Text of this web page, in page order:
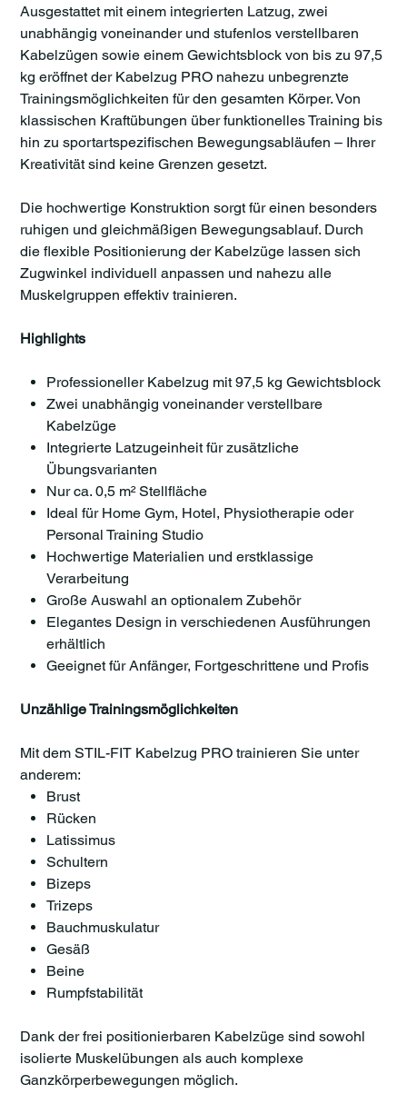
Ausgestattet mit einem integrierten Latzug, zwei
unabhängig voneinander und stufenlos verstellbaren
Kabelzügen sowie einem Gewichtsblock von bis zu 97,5
kg eröffnet der Kabelzug PRO nahezu unbegrenzte
Trainingsmöglichkeiten für den gesamten Körper. Von
klassischen Kraftübungen über funktionelles Training bis
hin zu sportartspezifischen Bewegungsabläufen – Ihrer
Kreativität sind keine Grenzen gesetzt.
Die hochwertige Konstruktion sorgt für einen besonders
ruhigen und gleichmäßigen Bewegungsablauf. Durch
die flexible Positionierung der Kabelzüge lassen sich
Zugwinkel individuell anpassen und nahezu alle
Muskelgruppen effektiv trainieren.
Highlights
Professioneller Kabelzug mit 97,5 kg Gewichtsblock
Zwei unabhängig voneinander verstellbare
Kabelzüge
Integrierte Latzugeinheit für zusätzliche
Übungsvarianten
Nur ca. 0,5 m² Stellfläche
Ideal für Home Gym, Hotel, Physiotherapie oder
Personal Training Studio
Hochwertige Materialien und erstklassige
Verarbeitung
Große Auswahl an optionalem Zubehör
Elegantes Design in verschiedenen Ausführungen
erhältlich
Geeignet für Anfänger, Fortgeschrittene und Profis
Unzählige Trainingsmöglichkeiten
Mit dem STIL-FIT Kabelzug PRO trainieren Sie unter
anderem:
Brust
Rücken
Latissimus
Schultern
Bizeps
Trizeps
Bauchmuskulatur
Gesäß
Beine
Rumpfstabilität
Dank der frei positionierbaren Kabelzüge sind sowohl
isolierte Muskelübungen als auch komplexe
Ganzkörperbewegungen möglich.